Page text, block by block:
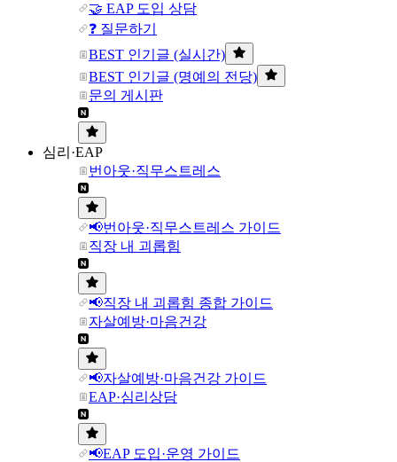
🤝 EAP 도입 상담
❓ 질문하기
BEST 인기글 (실시간)
BEST 인기글 (명예의 전당)
문의 게시판
심리·EAP
번아웃·직무스트레스
📢번아웃·직무스트레스 가이드
직장 내 괴롭힘
📢직장 내 괴롭힘 종합 가이드
자살예방·마음건강
📢자살예방·마음건강 가이드
EAP·심리상담
📢EAP 도입·운영 가이드